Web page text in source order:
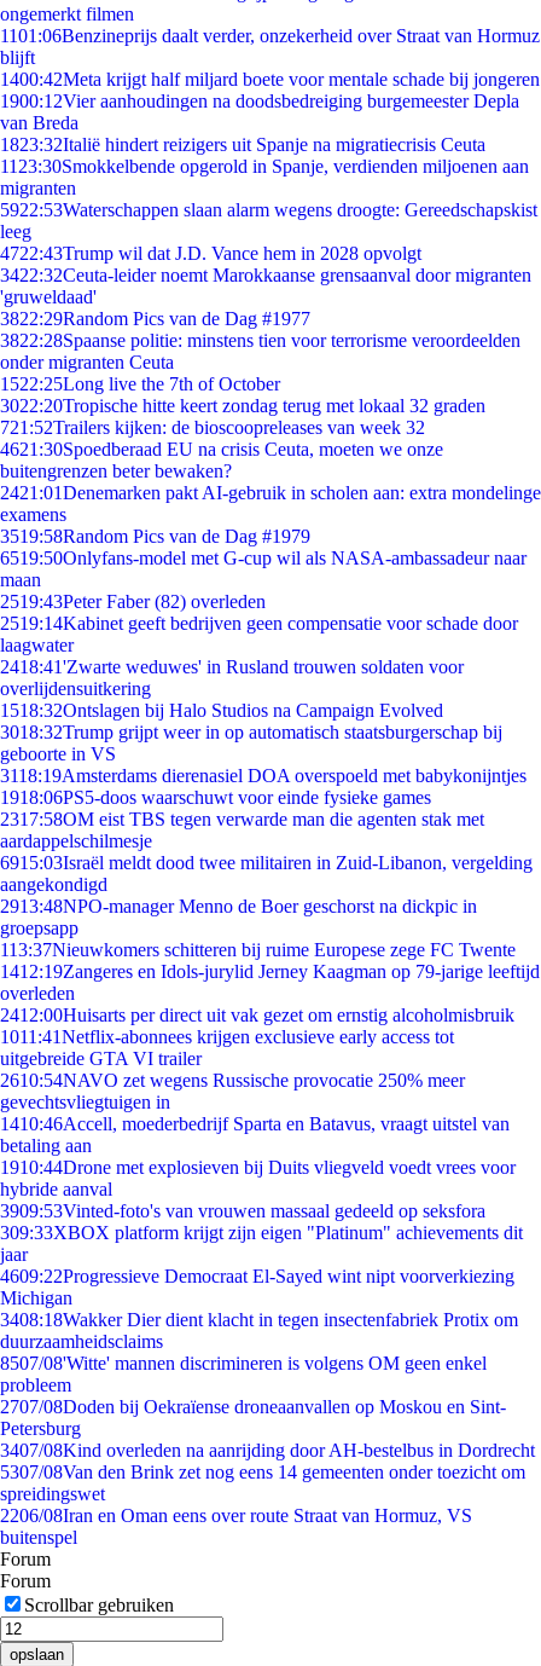
ongemerkt filmen
1101:06Benzineprijs daalt verder, onzekerheid over Straat van Hormuz
blijft
1400:42Meta krijgt half miljard boete voor mentale schade bij jongeren
1900:12Vier aanhoudingen na doodsbedreiging burgemeester Depla
van Breda
1823:32Italië hindert reizigers uit Spanje na migratiecrisis Ceuta
11 23:30Smokkelbende opgerold in Spanje, verdienden miljoenen aan
migranten
5922:53Waterschappen slaan alarm wegens droogte: Gereedschapskist
leeg
4722:43Trump wil dat J.D. Vance hem in 2028 opvolgt
3422:32Ceuta-leider noemt Marokkaanse grensaanval door migranten
'gruweldaad'
3822:29Random Pics van de Dag #1977
3822:28Spaanse politie: minstens tien voor terrorisme veroordeelden
onder migranten Ceuta
1522:25Long live the 7th of October
3022:20Tropische hitte keert zondag terug met lokaal 32 graden
721:52Trailers kijken: de bioscoopreleases van week 32
4621:30Spoedberaad EU na crisis Ceuta, moeten we onze
buitengrenzen beter bewaken?
2421:01Denemarken pakt AI-gebruik in scholen aan: extra mondelinge
examens
3519:58Random Pics van de Dag #1979
6519:50Onlyfans-model met G-cup wil als NASA-ambassadeur naar
maan
2519:43Peter Faber (82) overleden
2519:14Kabinet geeft bedrijven geen compensatie voor schade door
laagwater
2418:41'Zwarte weduwes' in Rusland trouwen soldaten voor
overlijdensuitkering
1518:32Ontslagen bij Halo Studios na Campaign Evolved
3018:32Trump grijpt weer in op automatisch staatsburgerschap bij
geboorte in VS
3118:19Amsterdams dierenasiel DOA overspoeld met babykonijntjes
1918:06PS5-doos waarschuwt voor einde fysieke games
2317:58OM eist TBS tegen verwarde man die agenten stak met
aardappelschilmesje
6915:03Israël meldt dood twee militairen in Zuid-Libanon, vergelding
aangekondigd
2913:48NPO-manager Menno de Boer geschorst na dickpic in
groepsapp
113:37Nieuwkomers schitteren bij ruime Europese zege FC Twente
1412:19Zangeres en Idols-jurylid Jerney Kaagman op 79-jarige leeftijd
overleden
2412:00Huisarts per direct uit vak gezet om ernstig alcoholmisbruik
1011:41Netflix-abonnees krijgen exclusieve early access tot
uitgebreide GTA VI trailer
2610:54NAVO zet wegens Russische provocatie 250% meer
gevechtsvliegtuigen in
1410:46Accell, moederbedrijf Sparta en Batavus, vraagt uitstel van
betaling aan
1910:44Drone met explosieven bij Duits vliegveld voedt vrees voor
hybride aanval
3909:53Vinted-foto's van vrouwen massaal gedeeld op seksfora
309:33XBOX platform krijgt zijn eigen "Platinum" achievements dit
jaar
4609:22Progressieve Democraat El-Sayed wint nipt voorverkiezing
Michigan
3408:18Wakker Dier dient klacht in tegen insectenfabriek Protix om
duurzaamheidsclaims
8507/08'Witte' mannen discrimineren is volgens OM geen enkel
probleem
2707/08Doden bij Oekraïense droneaanvallen op Moskou en Sint-
Petersburg
3407/08Kind overleden na aanrijding door AH-bestelbus in Dordrecht
5307/08Van den Brink zet nog eens 14 gemeenten onder toezicht om
spreidingswet
2206/08Iran en Oman eens over route Straat van Hormuz, VS
buitenspel
Forum
Forum
Scrollbar gebruiken
opslaan